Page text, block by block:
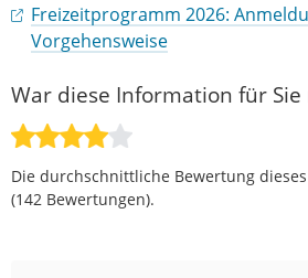
Freizeitprogramm 2026:
Vorgehensweise
War diese Information für Sie
Die durchschnittliche Bewertung
(142 Bewertungen).